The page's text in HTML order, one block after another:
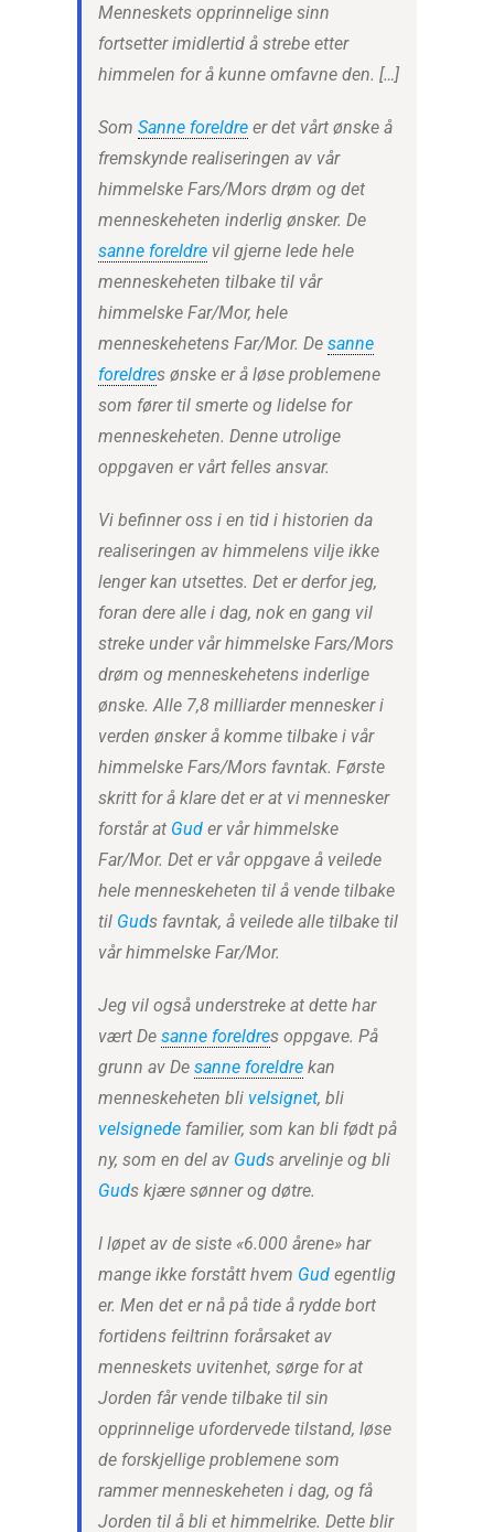
Menneskets opprinnelige sinn
fortsetter imidlertid å strebe etter
himmelen for å kunne omfavne den. […]
Som Sanne foreldre er det vårt ønske å
fremskynde realiseringen av vår
himmelske Fars/Mors drøm og det
menneskeheten inderlig ønsker. De
sanne foreldre vil gjerne lede hele
menneskeheten tilbake til vår
himmelske Far/Mor, hele
menneskehetens Far/Mor. De sanne
foreldres ønske er å løse problemene
som fører til smerte og lidelse for
menneskeheten. Denne utrolige
oppgaven er vårt felles ansvar.
Vi befinner oss i en tid i historien da
realiseringen av himmelens vilje ikke
lenger kan utsettes. Det er derfor jeg,
foran dere alle i dag, nok en gang vil
streke under vår himmelske Fars/Mors
drøm og menneskehetens inderlige
ønske. Alle 7,8 milliarder mennesker i
verden ønsker å komme tilbake i vår
himmelske Fars/Mors favntak. Første
skritt for å klare det er at vi mennesker
forstår at Gud er vår himmelske
Far/Mor. Det er vår oppgave å veilede
hele menneskeheten til å vende tilbake
til Guds favntak, å veilede alle tilbake til
vår himmelske Far/Mor.
Jeg vil også understreke at dette har
vært De sanne foreldres oppgave. På
grunn av De sanne foreldre kan
menneskeheten bli velsignet, bli
velsignede familier, som kan bli født på
ny, som en del av Guds arvelinje og bli
Guds kjære sønner og døtre.
I løpet av de siste «6.000 årene» har
mange ikke forstått hvem Gud egentlig
er. Men det er nå på tide å rydde bort
fortidens feiltrinn forårsaket av
menneskets uvitenhet, sørge for at
Jorden får vende tilbake til sin
opprinnelige ufordervede tilstand, løse
de forskjellige problemene som
rammer menneskeheten i dag, og få
Jorden til å bli et himmelrike. Dette blir